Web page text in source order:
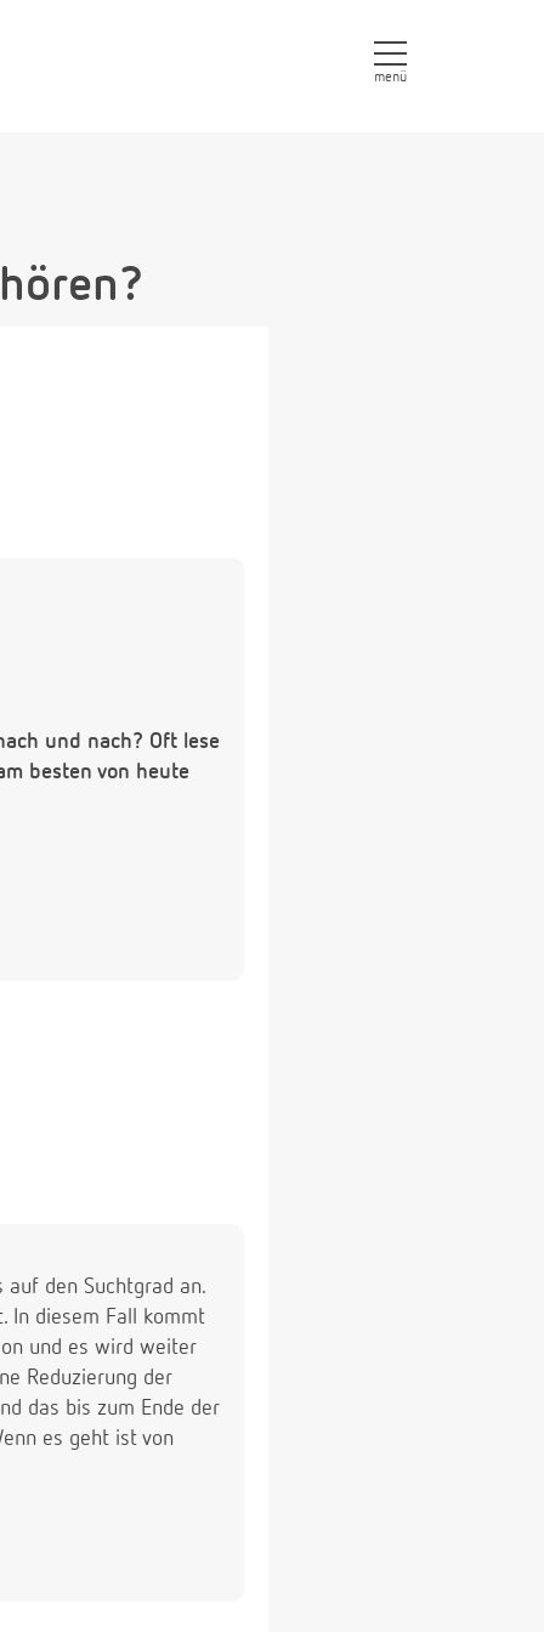
menü
und nach? Oft lese
besten von heute
den Suchtgrad an.
In diesem Fall kommt
und es wird weiter
Reduzierung der
das bis zum Ende der
es geht ist von